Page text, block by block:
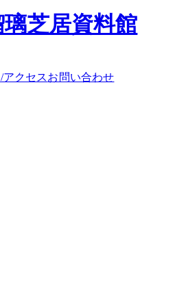
芝居資料館
クセスお問い合わせ